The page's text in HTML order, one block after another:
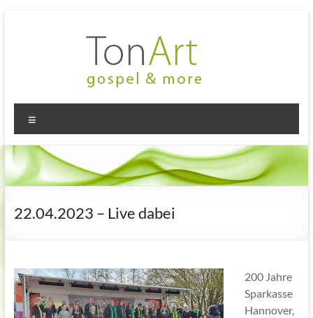
TonArt
–
gospel
&
more
Mein Chor
in
Hannover-
Linden
22.04.2023 – Live dabei
200 Jahre
Sparkasse
Hannover,